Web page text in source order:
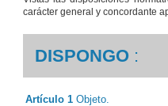
carácter general y concordante
DISPONGO :
Artículo 1 Objeto.